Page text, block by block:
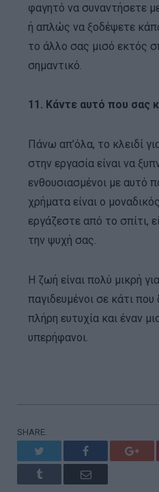
φαγητό να συναντήσετε
ή απλώς να ξοδέψετε
το άλλο σας μισό εκτός
σημαντικό.
11. Κάντε αυτό που σας
Πάνω απ’όλα, το κλειδί
στην εργασία είναι να
ενθουσιασμένοι με αυτό
χρήματα είναι ο
εργάζεστε από το σπίτι,
την ψυχή σας.
Η ζωή είναι πολύ μικρή
παγιδευμένοι σε κάτι
πλήρη ευτυχία και έναν
υπερήφανοι.
SHARE.
Facebook
Tumblr Email